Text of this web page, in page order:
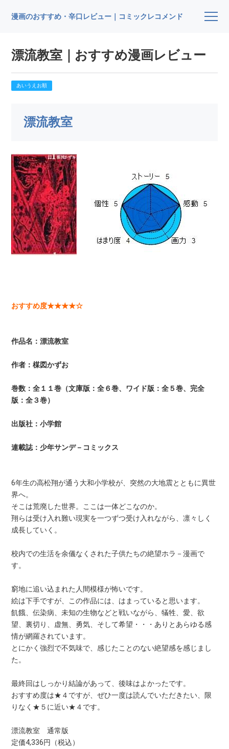
漫画のおすすめ・辛口レビュー｜コミックレコメンド
漂流教室｜おすすめ漫画レビュー
あいうえお順
漂流教室
おすすめ度★★★★☆
作品名：漂流教室
作者：楳図かずお
巻数：全１１巻（文庫版：全６巻、ワイド版：全５巻、完全
版：全３巻）
出版社：小学館
連載誌：少年サンデ－コミックス
6年生の高松翔が通う大和小学校が、突然の大地震とともに異世
界へ。
そこは荒廃した世界。ここは一体どこなのか。
翔らは受け入れ難い現実を一つずつ受け入れながら、凛々しく
成長していく。
校内での生活を余儀なくされた子供たちの絶望ホラ－漫画で
す。
窮地に追い込まれた人間模様が怖いです。
絵は下手ですが、この作品には、はまっていると思います。
飢餓、伝染病、未知の生物などと戦いながら、犠牲、愛、欲
望、裏切り、虚無、勇気、そして希望・・・ありとあらゆる感
情が網羅されています。
とにかく強烈で不気味で、感じたことのない絶望感を感じまし
た。
最終回はしっかり結論があって、後味はよかったです。
おすすめ度は★４ですが、ぜひ一度は読んでいただきたい、限
りなく★５に近い★４です。
漂流教室 通常版
定価4,336円（税込）